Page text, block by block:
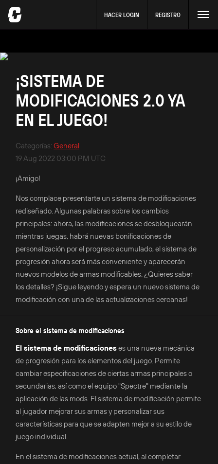
HACER LOGIN REGISTRO
¡SISTEMA DE
MODIFICACIONES 2.0 YA
EN EL JUEGO!
Categorías: General
19 Aug 2022 03:00 PM UTC
¡Amigo!
Nos complace presentarte un sistema de modificaciones
rediseñado. Algunas palabras sobre los cambios
principales: ahora, las modificaciones se desbloquearán
mientras juegas, habrá nuevas bonificaciones de
personalización por el progreso acumulado, el sistema de
progresión ahora será más conveniente y aparecerán
nuevos modelos de armas modificables. ¿Quieres saber
los detalles? ¡Sigue leyendo y espera un nuevo sistema de
modificación con una de las actualizaciones cercanas!
Sobre el sistema de modificaciones
El sistema de modificacioneses una nueva mecánica
de progresión para los elementos del juego. Permite
cambiar especificaciones de ciertas armas principales o
secundarias, así como el equipo "Spectre" mediante la
aplicación de las mods. El sistema de modificación permite
al jugador mejorar sus armas y personalizar sus
características para que se adapten mejor a su estilo de
juego individual.
En el sistema de modificaciones actual, al completar